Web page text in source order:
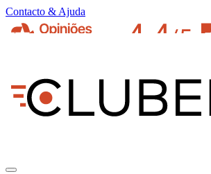
Contacto & Ajuda